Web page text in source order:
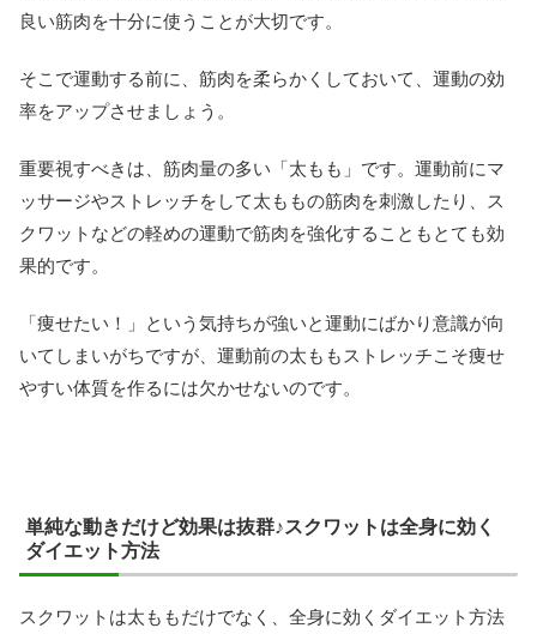
良い筋肉を十分に使うことが大切です。
そこで運動する前に、筋肉を柔らかくしておいて、運動の効
率をアップさせましょう。
重要視すべきは、筋肉量の多い「太もも」です。運動前にマ
ッサージやストレッチをして太ももの筋肉を刺激したり、ス
クワットなどの軽めの運動で筋肉を強化することもとても効
果的です。
「痩せたい！」という気持ちが強いと運動にばかり意識が向
いてしまいがちですが、運動前の太ももストレッチこそ痩せ
やすい体質を作るには欠かせないのです。
単純な動きだけど効果は抜群♪スクワットは全身に効く
ダイエット方法
スクワットは太ももだけでなく、全身に効くダイエット方法